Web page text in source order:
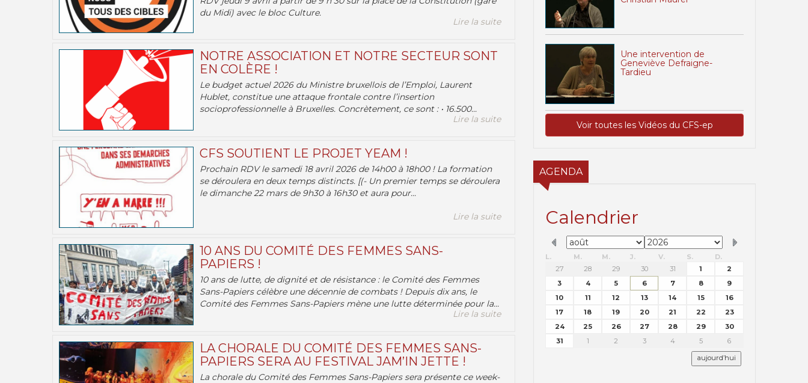
du Midi) avec le bloc Culture.
Lire la suite
NOTRE ASSOCIATION ET NOTRE SECTEUR SONT
EN COLÈRE !
Le budget actuel 2026 du Ministre bruxellois de l’Emploi, Laurent
Hublet, constitue une attaque frontale contre l’insertion
socioprofessionnelle à Bruxelles. Concrètement, ce sont : • 16.500...
Lire la suite
CFS SOUTIENT LE PROJET YEAM !
Prochain RDV le samedi 18 avril 2026 de 14h00 à 18h00 ! La formation
se déroulera en deux temps distincts. [(- Un premier temps se déroulera
le dimanche 22 mars de 9h30 à 16h30 et aura pour...
Lire la suite
10 ANS DU COMITÉ DES FEMMES SANS-
PAPIERS !
10 ans de lutte, de dignité et de résistance : le Comité des Femmes
Sans-Papiers célèbre une décennie de combats ! Depuis dix ans, le
Comité des Femmes Sans-Papiers mène une lutte déterminée pour la...
Lire la suite
LA CHORALE DU COMITÉ DES FEMMES SANS-
PAPIERS SERA AU FESTIVAL JAM’IN JETTE !
La chorale du Comité des Femmes Sans-Papiers sera présente ce week-
Une intervention de
Geneviève Defraigne-
Tardieu
Voir toutes les Vidéos du CFS-ep
AGENDA
Calendrier
L. M. M. J. V. S.
D.
27
28 29 30 31 1
2
3
4 5 6 7 8
9
10
11 12 13 14 15
16
17
18 19 20 21 22
23
24
25 26 27 28 29
30
31
1 2 3 4 5 6
aujourd’hui